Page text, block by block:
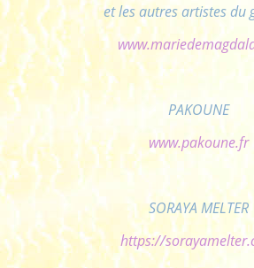
et les autres artistes du
PAKOUNE
www.pakoune.fr
SORAYA MELTER
https://